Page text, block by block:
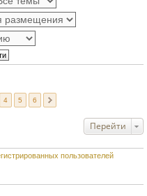
4 5 6
Перейти
пользователей